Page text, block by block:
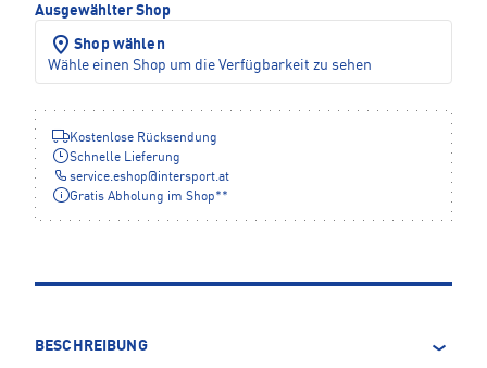
Ausgewählter Shop
Shop wählen
Wähle einen Shop um die Verfügbarkeit zu sehen
Kostenlose Rücksendung
Schnelle Lieferung
service.eshop@intersport.at
Gratis Abholung im Shop**
BESCHREIBUNG